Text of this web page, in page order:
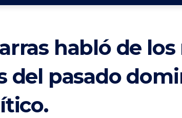
habló de
del pasado